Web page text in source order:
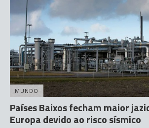
MUNDO
Países Baixos fecham maior
Europa devido ao risco sísmico